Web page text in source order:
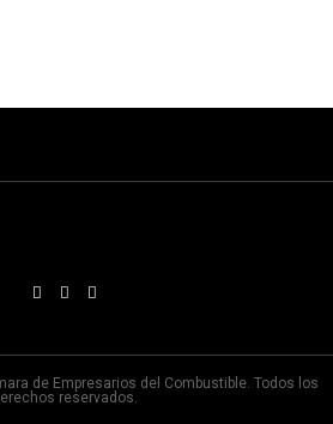
de Empresarios del Combustible. Todos los
reservados.